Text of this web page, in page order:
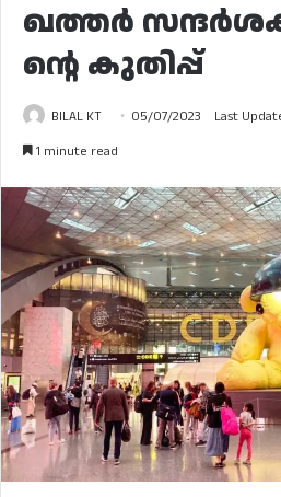
ഖത്തർ
ന്റെ കുതിപ്പ്
BILAL KT 05/07/2023 Last
1 minute read